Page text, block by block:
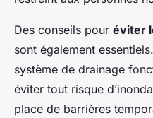
Des conseils pour éviter
sont également
système de drainage
éviter tout risque
place de barrières